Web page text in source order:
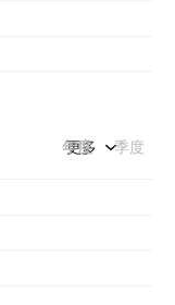
年度 季度
更多